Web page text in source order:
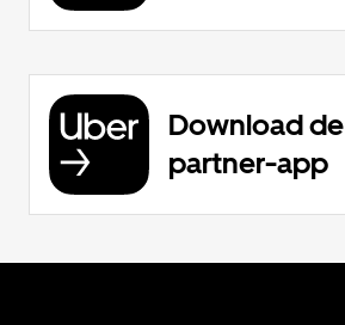
Download de
partner-app